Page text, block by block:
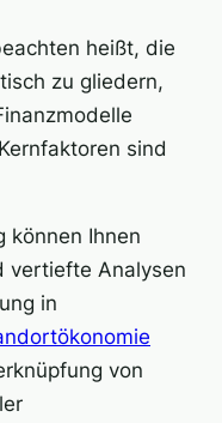
heißt, die
zu gliedern,
sind
können Ihnen
vertiefte Analysen
in
von